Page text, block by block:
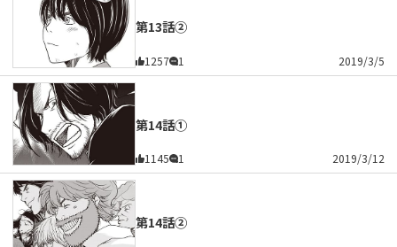
第13話②
1257 1 2019/3/5
第14話①
1145 1 2019/3/12
第14話②